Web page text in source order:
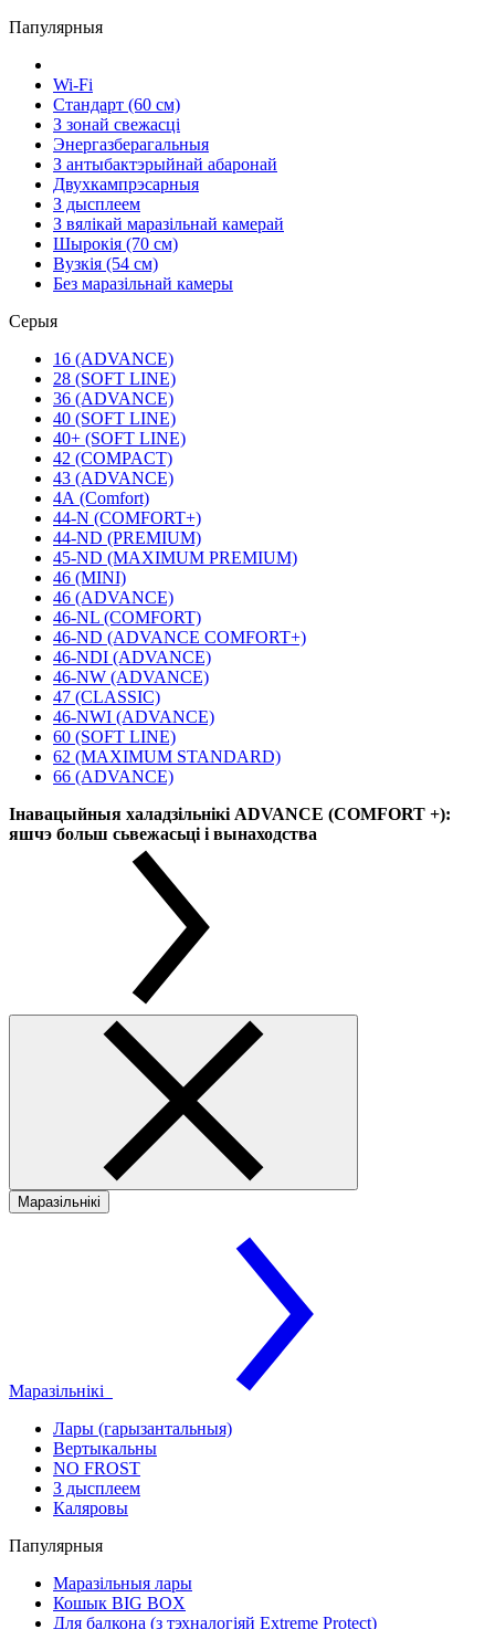
Папулярныя
Wi-Fi
Стандарт (60 см)
З зонай свежасці
Энергазберагальныя
З антыбактэрыйнай абаронай
Двухкампрэсарныя
З дысплеем
З вялікай маразільнай камерай
Шырокія (70 см)
Вузкія (54 см)
Без маразільнай камеры
Серыя
16 (ADVANCE)
28 (SOFT LINE)
36 (ADVANCE)
40 (SOFT LINE)
40+ (SOFT LINE)
42 (COMPACT)
43 (ADVANCE)
4А (Comfort)
44-N (COMFORT+)
44-ND (PREMIUM)
45-ND (MAXIMUM PREMIUM)
46 (MINI)
46 (ADVANCE)
46-NL (COMFORT)
46-ND (ADVANCE COMFORT+)
46-NDI (ADVANCE)
46-NW (ADVANCE)
47 (CLASSIC)
46-NWI (ADVANCE)
60 (SOFT LINE)
62 (MAXIMUM STANDARD)
66 (ADVANCE)
Інавацыйныя халадзільнікі ADVANCE (COMFORT +):
яшчэ больш сьвежасьці і вынаходства
Маразільнікі
Маразільнікі
Лары (гарызантальныя)
Вертыкальны
NO FROST
З дысплеем
Каляровы
Папулярныя
Маразільныя лары
Кошык BIG BOX
Для балкона (з тэхналогіяй Extreme Protect)